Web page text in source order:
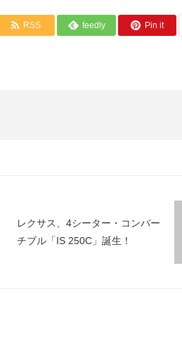
RSS feedly Pin it
レクサス、4シーター・コンバー
チブル「IS 250C」誕生！